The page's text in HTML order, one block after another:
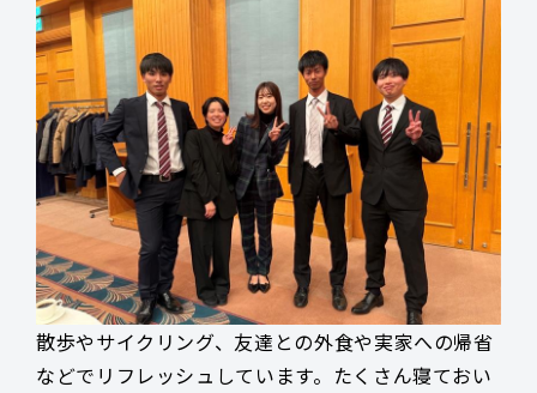
散歩やサイクリング、友達との外食や実家への帰省
などでリフレッシュしています。たくさん寝ておい